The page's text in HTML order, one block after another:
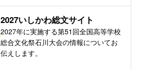
2027いしかわ総文サイト
2027年に実施する第51回全国高等学校
総合文化祭石川大会の情報についてお
伝えします。